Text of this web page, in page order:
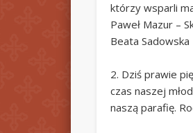
którzy wsparli
Paweł Mazur –
Beata
2. Dziś prawie
czas naszej
naszą parafię.